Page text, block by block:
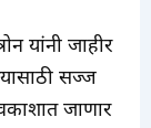
यांनी जाहीर
सज्ज
जाणार